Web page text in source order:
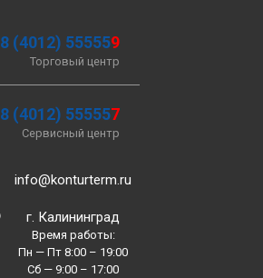
8 (4012) 555559
Торговый центр
8 (4012) 555557
Сервисный центр
info@konturterm.ru
г. Калининград
Время работы:
Пн — Пт 8:00 – 19:00
Сб — 9:00 – 17:00